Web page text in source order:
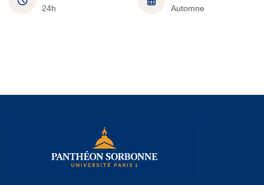
24h
Automne